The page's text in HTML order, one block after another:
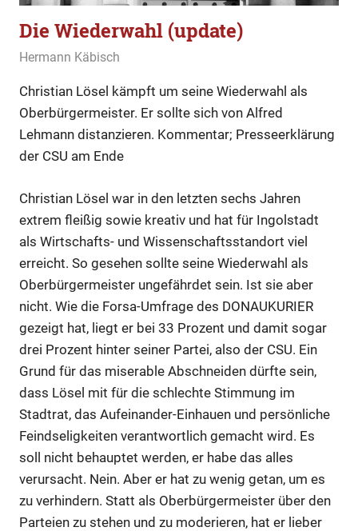
Die Wiederwahl (update)
26. Januar 2020
Hermann Käbisch
Christian Lösel kämpft um seine Wiederwahl als
Oberbürgermeister. Er sollte sich von Alfred
Lehmann distanzieren. Kommentar; Presseerklärung
der CSU am Ende
Christian Lösel war in den letzten sechs Jahren
extrem fleißig sowie kreativ und hat für Ingolstadt
als Wirtschafts- und Wissenschaftsstandort viel
erreicht. So gesehen sollte seine Wiederwahl als
Oberbürgermeister ungefährdet sein. Ist sie aber
nicht. Wie die Forsa-Umfrage des DONAUKURIER
gezeigt hat, liegt er bei 33 Prozent und damit sogar
drei Prozent hinter seiner Partei, also der CSU. Ein
Grund für das miserable Abschneiden dürfte sein,
dass Lösel mit für die schlechte Stimmung im
Stadtrat, das Aufeinander-Einhauen und persönliche
Feindseligkeiten verantwortlich gemacht wird. Es
soll nicht behauptet werden, er habe das alles
verursacht. Nein. Aber er hat zu wenig getan, um es
zu verhindern. Statt als Oberbürgermeister über den
Parteien zu stehen und zu moderieren, hat er lieber